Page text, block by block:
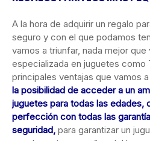
A la hora de adquirir un regalo
seguro y con el que podamos
vamos a triunfar, nada mejor que
especializada en juguetes como
principales ventajas que vamos
la posibilidad de acceder a un
juguetes para todas las edades,
perfección con todas las
seguridad, para garantizar un